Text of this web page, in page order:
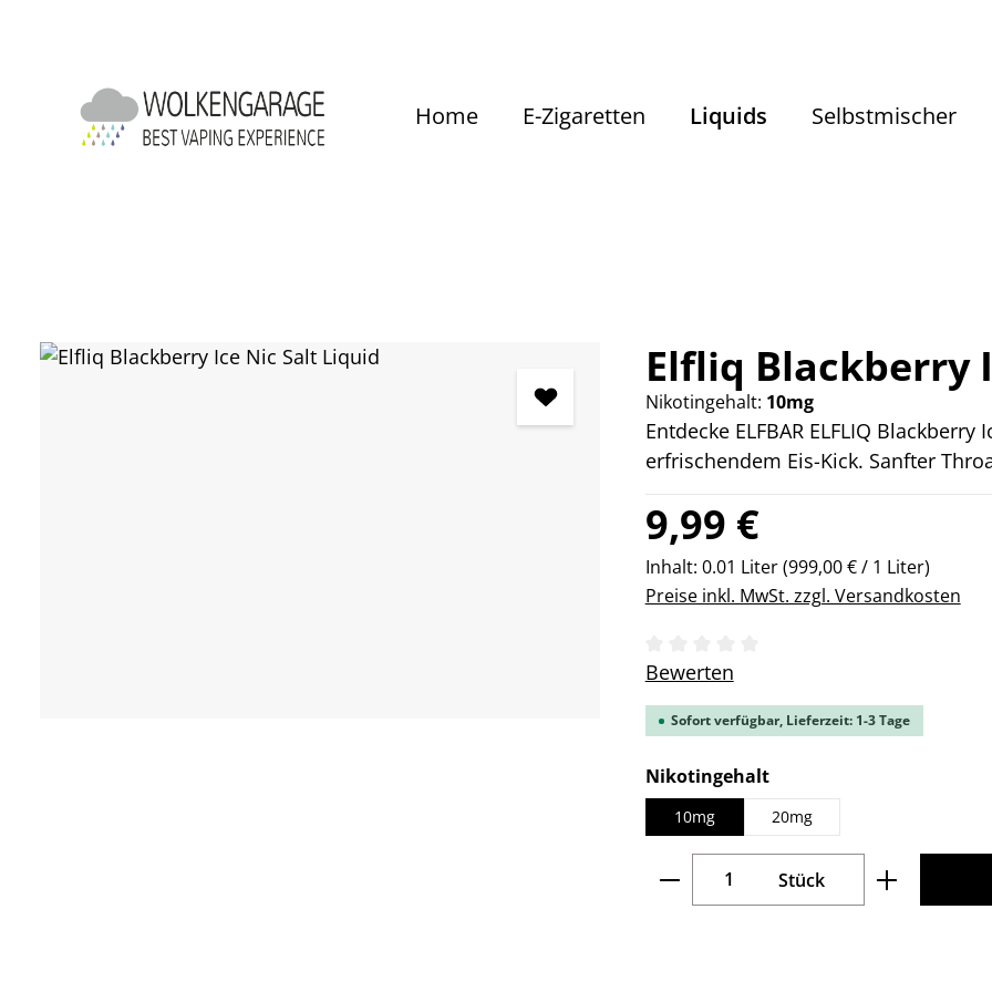
Home E-Zigaretten Liquids Selbstmischer
Bildergalerie überspringen Elfliq Blackberry
Nikotingehalt: 10mg
Entdecke ELFBAR ELFLIQ
erfrischendem Eis-Kick. Sanfter
Regulärer Preis:
9,99 €
Inhalt: 0.01 Liter(999,00 € / 1 Liter)
Preise inkl. MwSt. zzgl. Versandkosten
Durchschnittliche Bewertung von 0
Bewerten
Sofort verfügbar, Lieferzeit: 1-3 Tage
Nikotingehaltauswählen
10mg 20mg
Produkt Anzahl: Gib den
Stück